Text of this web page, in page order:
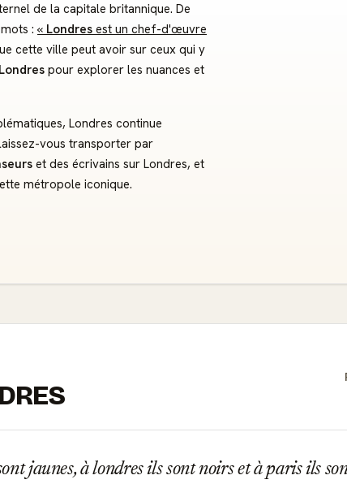
de la capitale britannique. De
: « Londres est un chef-d'œuvre
cette ville peut avoir sur ceux qui y
Londres pour explorer les nuances et
Londres continue
vous transporter par
et des écrivains sur Londres, et
métropole iconique.
jaunes, à londres ils sont noirs et à paris ils